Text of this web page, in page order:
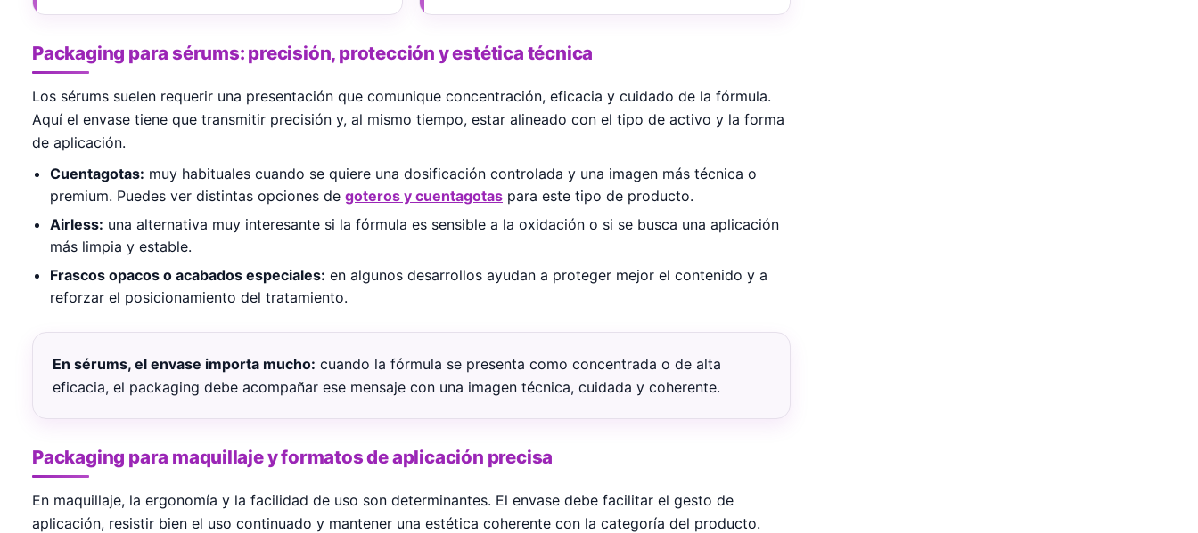
Packaging para sérums: precisión, protección y estética técnica
Los sérums suelen requerir una presentación que comunique concentración, eficacia y cuidado de la fórmula.
Aquí el envase tiene que transmitir precisión y, al mismo tiempo, estar alineado con el tipo de activo y la forma
de aplicación.
Cuentagotas: muy habituales cuando se quiere una dosificación controlada y una imagen más técnica o
premium. Puedes ver distintas opciones de goteros y cuentagotas para este tipo de producto.
Airless: una alternativa muy interesante si la fórmula es sensible a la oxidación o si se busca una aplicación
más limpia y estable.
Frascos opacos o acabados especiales: en algunos desarrollos ayudan a proteger mejor el contenido y a
reforzar el posicionamiento del tratamiento.
En sérums, el envase importa mucho: cuando la fórmula se presenta como concentrada o de alta
eficacia, el packaging debe acompañar ese mensaje con una imagen técnica, cuidada y coherente.
Packaging para maquillaje y formatos de aplicación precisa
En maquillaje, la ergonomía y la facilidad de uso son determinantes. El envase debe facilitar el gesto de
aplicación, resistir bien el uso continuado y mantener una estética coherente con la categoría del producto.